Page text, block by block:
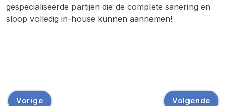
gespecialiseerde partijen die de complete sanering en
sloop volledig in-house kunnen aannemen!
Vorige Volgende